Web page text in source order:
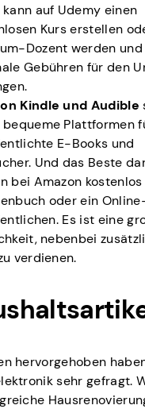
auf Udemy einen
Kurs erstellen
Dozent werden und
Gebühren für den
Kindle und Audible
Plattformen
E-Books und
Und das Beste
bei Amazon
oder ein
Es ist eine
nebenbei
verdienen.
hervorgehoben
sehr gefragt.